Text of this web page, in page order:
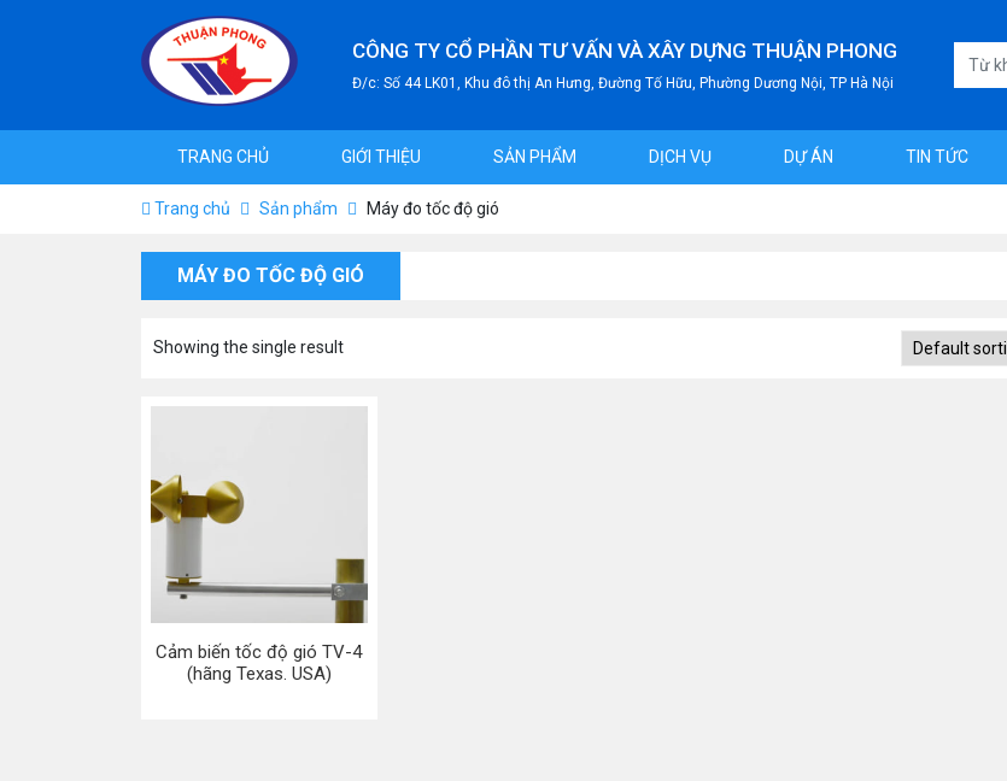
CÔNG TY CỔ PHẦN TƯ VẤN VÀ XÂY DỰNG THUẬN PHONG
Đ/c: Số 44 LK01, Khu đô thị An Hưng, Đường Tố Hữu, Phường Dương Nội, TP Hà Nội
TRANG CHỦ GIỚI THIỆU SẢN PHẨM DỊCH VỤ DỰ ÁN TIN TỨC
Trang chủ Sản phẩm Máy đo tốc độ gió
MÁY ĐO TỐC ĐỘ GIÓ
Showing the single result
Cảm biến tốc độ gió TV-4
(hãng Texas. USA)